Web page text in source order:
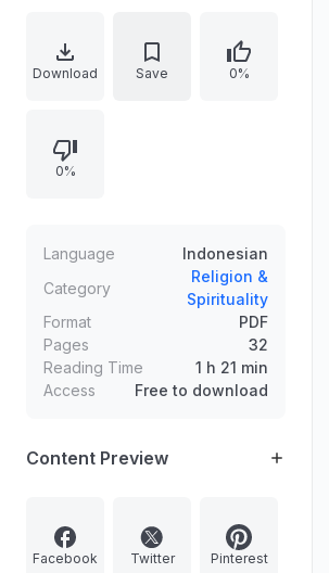
LPTQ Nasional TTeam Tadarus
'AMM' Yogyakarta. Buku ini
proses pembelajaran membaca Al-
Qur'an.
Download Save 0%
0%
Language
Indonesian
Category
Religion &
Spirituality
Format
PDF
Pages
32
Reading Time
1 h 21 min
Access
Free to download
Content Preview
Facebook Twitter Pinterest